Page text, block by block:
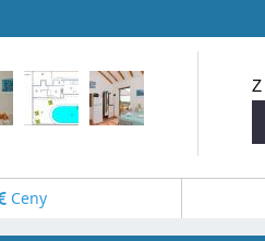
Z
Ceny